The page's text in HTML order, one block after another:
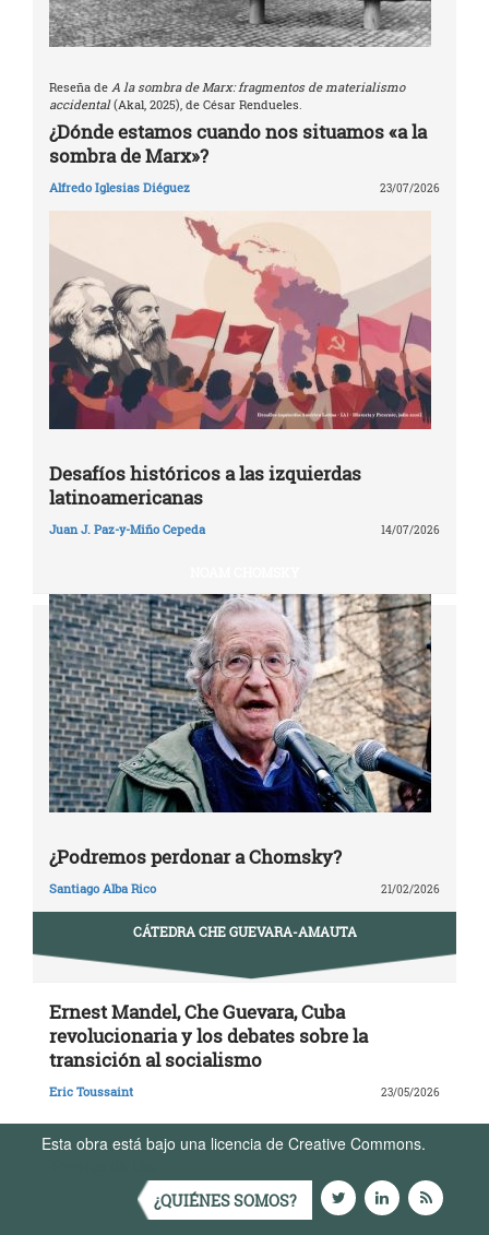
Reseña de A la sombra de Marx: fragmentos de materialismo
accidental(Akal, 2025), de César Rendueles.
¿Dónde estamos cuando nos situamos «a la
sombra de Marx»?
Alfredo Iglesias Diéguez 23/07/2026
Desafíos históricos a las izquierdas
latinoamericanas
Juan J. Paz-y-Miño Cepeda 14/07/2026
¿Podremos perdonar a Chomsky?
Santiago Alba Rico 21/02/2026
CÁTEDRA CHE GUEVARA-AMAUTA
Ernest Mandel, Che Guevara, Cuba
revolucionaria y los debates sobre la
transición al socialismo
Eric Toussaint 23/05/2026
Esta obra está bajo una licencia de Creative Commons.
¿QUIÉNES SOMOS?